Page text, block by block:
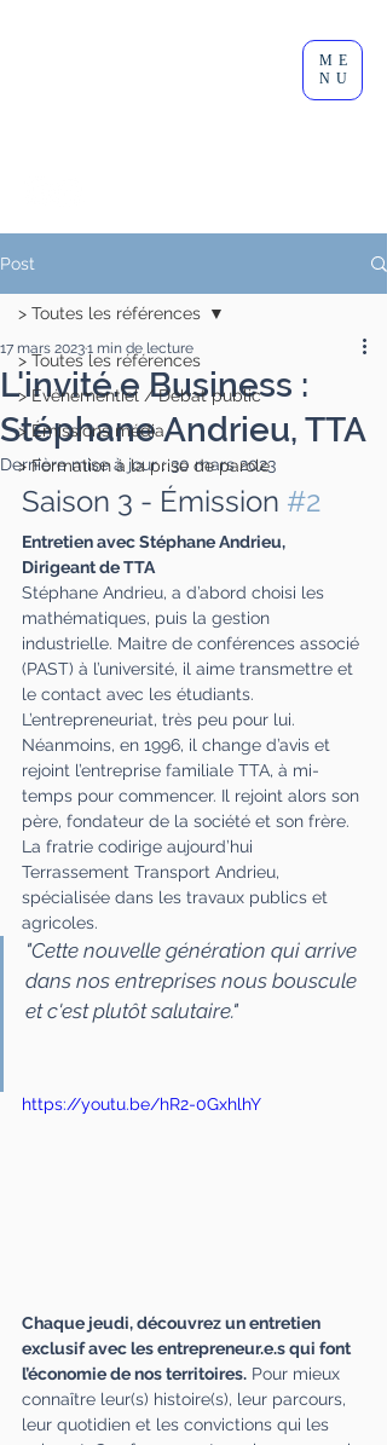
ME
NU
Post
> Toutes les références
> Événementiel / Débat public
> Émissions média
> Formation à la prise de parole
> Toutes les références
L'invité.e Business :
Stéphane Andrieu, TTA
17 mars 20231 min de lecture
Dernière mise à jour :30 mars 2023
Saison 3 - Émission #2
Entretien avec Stéphane Andrieu,
Dirigeant de TTA
Stéphane Andrieu, a d’abord choisi les
mathématiques, puis la gestion
industrielle. Maitre de conférences associé
(PAST) à l’université, il aime transmettre et
le contact avec les étudiants.
L’entrepreneuriat, très peu pour lui.
Néanmoins, en 1996, il change d’avis et
rejoint l’entreprise familiale TTA, à mi-
temps pour commencer. Il rejoint alors son
père, fondateur de la société et son frère.
La fratrie codirige aujourd’hui
Terrassement Transport Andrieu,
spécialisée dans les travaux publics et
agricoles.
"Cette nouvelle génération qui arrive
dans nos entreprises nous bouscule
et c'est plutôt salutaire."
https://youtu.be/hR2-0GxhlhY
Chaque jeudi, découvrez un entretien
exclusif avec les entrepreneur.e.s qui font
l’économie de nos territoires. Pour mieux
connaître leur(s) histoire(s), leur parcours,
leur quotidien et les convictions qui les